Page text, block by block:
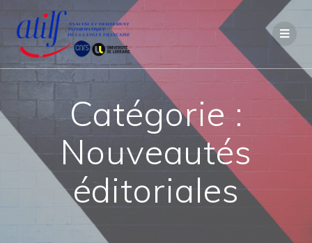
Catégorie :
Nouveautés
éditoriales